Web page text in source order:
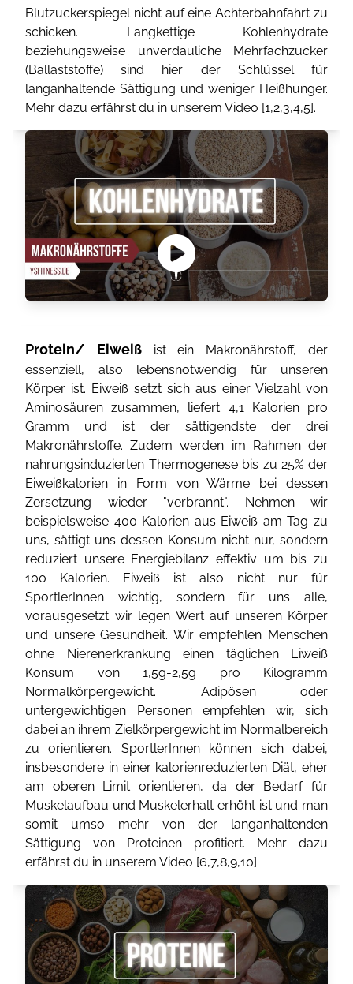
Blutzuckerspiegel nicht auf eine Achterbahnfahrt zu
schicken. Langkettige Kohlenhydrate
beziehungsweise unverdauliche Mehrfachzucker
(Ballaststoffe) sind hier der Schlüssel für
langanhaltende Sättigung und weniger Heißhunger.
Mehr dazu erfährst du in unserem Video [1,2,3,4,5].
Protein/ Eiweißist ein Makronährstoff, der
essenziell, also lebensnotwendig für unseren
Körper ist. Eiweiß setzt sich aus einer Vielzahl von
Aminosäuren zusammen, liefert 4,1 Kalorien pro
Gramm und ist der sättigendste der drei
Makronährstoffe. Zudem werden im Rahmen der
nahrungsinduzierten Thermogenese bis zu 25% der
Eiweißkalorien in Form von Wärme bei dessen
Zersetzung wieder "verbrannt". Nehmen wir
beispielsweise 400 Kalorien aus Eiweiß am Tag zu
uns, sättigt uns dessen Konsum nicht nur, sondern
reduziert unsere Energiebilanz effektiv um bis zu
100 Kalorien. Eiweiß ist also nicht nur für
SportlerInnen wichtig, sondern für uns alle,
vorausgesetzt wir legen Wert auf unseren Körper
und unsere Gesundheit. Wir empfehlen Menschen
ohne Nierenerkrankung einen täglichen Eiweiß
Konsum von 1,5g-2,5g pro Kilogramm
Normalkörpergewicht. Adipösen oder
untergewichtigen Personen empfehlen wir, sich
dabei an ihrem Zielkörpergewicht im Normalbereich
zu orientieren. SportlerInnen können sich dabei,
insbesondere in einer kalorienreduzierten Diät, eher
am oberen Limit orientieren, da der Bedarf für
Muskelaufbau und Muskelerhalt erhöht ist und man
somit umso mehr von der langanhaltenden
Sättigung von Proteinen profitiert. Mehr dazu
erfährst du in unserem Video [6,7,8,9,10].